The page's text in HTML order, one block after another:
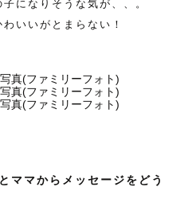
になりそうな気が、、。
いいがとまらない！
ママからメッセージをどう